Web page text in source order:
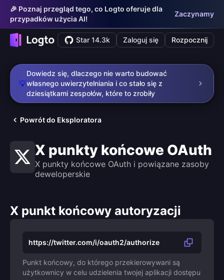
🎉 Poznaj przegląd tego, co Logto oferuje dla
przypadków użycia AI!
Zaczynamy
Star 14.3k Zaloguj się Rozpocznij
💡
Dowiedz się, dlaczego nie warto budować
własnego uwierzytelniania i co stało się z
dziesiątkami zespołów, które to zrobiły
Powrót do Eksploratora
X punkty końcowe OAuth
X punkty końcowe OAuth i powiązane zasoby
deweloperskie
X punkt końcowy autoryzacji
https://twitter.com/i/oauth2/authorize
Punkt końcowy, do którego przekierowywani są
użytkownicy w celu udzielenia twojej aplikacji dostępu